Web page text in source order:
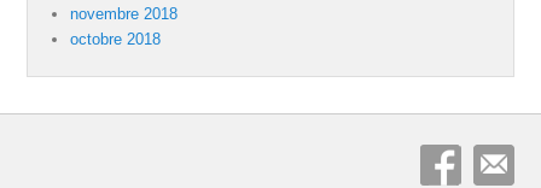
novembre 2018
octobre 2018